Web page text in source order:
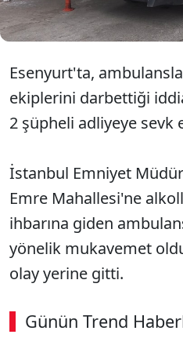
Esenyurt'ta,
ekiplerini darbettiği
2 şüpheli adliyeye sevk
İstanbul Emniyet
Emre Mahallesi'ne
ihbarına giden
yönelik mukavemet
olay yerine gitti.
Günün Trend